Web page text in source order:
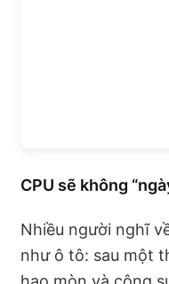
CPU sẽ không
Nhiều người nghĩ
như ô tô: sau một